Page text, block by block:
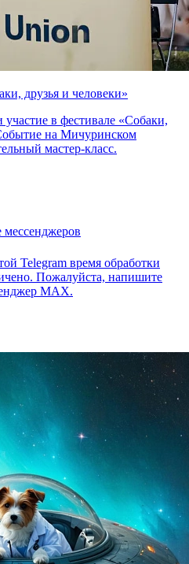
друзья и человеки»
в фестивале «Собаки,
на Мичуринском
мастер-класс.
мессенджеров
Telegram время обработки
Пожалуйста, напишите
МАХ.